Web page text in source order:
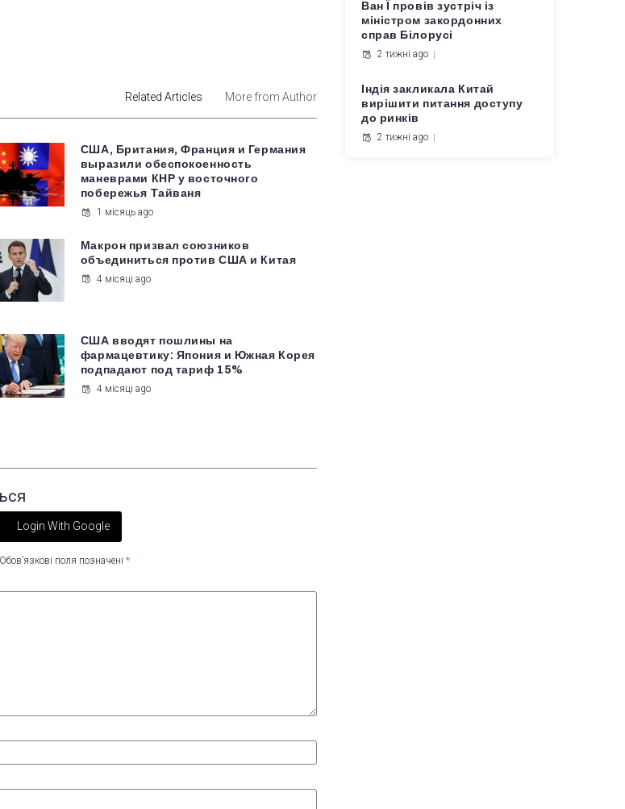
Related Articles More from Author
США, Британия, Франция и Германия
выразили обеспокоенность
маневрами КНР у восточного
побережья Тайваня
1 місяць ago
Макрон призвал союзников
объединиться против США и Китая
4 місяці ago
США вводят пошлины на
фармацевтику: Япония и Южная Корея
подпадают под тариф 15%
4 місяці ago
Login With Google
Обов’язкові поля позначені *
Ван Ї провів зустріч із
міністром закордонних
справ Білорусі
2 тижні ago
Індія закликала Китай
вирішити питання доступу
до ринків
2 тижні ago